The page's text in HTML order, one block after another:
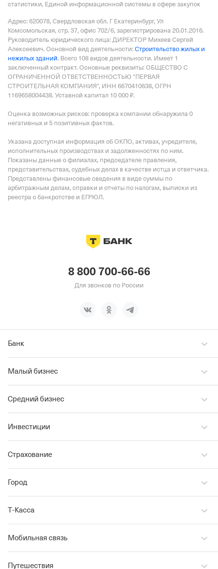
статистики, Единой информационной системы в сфере закупок
Адрес: 620078, Свердловская обл. Г Екатеринбург, Ул
Комсомольская, стр. 37, офис 702/6, зарегистрирована 20.01.2016.
Руководитель юридического лица: ДИРЕКТОР Михеев Сергей
Алексеевич. Основной вид деятельности: Строительство жилых и
нежилых зданий. Всего 108 видов деятельности. Имеет 1
заключенный контракт. Основные реквизиты: ОБЩЕСТВО С
ОГРАНИЧЕННОЙ ОТВЕТСТВЕННОСТЬЮ "ПЕРВАЯ
СТРОИТЕЛЬНАЯ КОМПАНИЯ", ИНН 6670410638, ОГРН
1169658004438. Уставной капитал 10 000 ₽.
Оценка возможных рисков: проверка компании обнаружила 0
негативных и 5 позитивных фактов.
Указана доступная информация об ОКПО, активах, учредителе,
исполнительных производствах и задолженностях по ним.
Показаны данные о филиалах, председателе правления,
представительствах, судебных делах в качестве истца и ответчика.
Представлены финансовые сведения в виде суммы по
арбитражным делам, справки и отчеты по налогам, выписки из
реестра о банкротстве и ЕГРЮЛ.
8 800 700-66-66
Для звонков по России
Банк
Малый бизнес
Средний бизнес
Инвестиции
Страхование
Город
Т‑Касса
Мобильная связь
Путешествия